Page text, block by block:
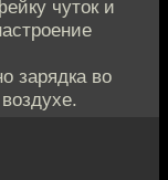
чуток и
зарядка во